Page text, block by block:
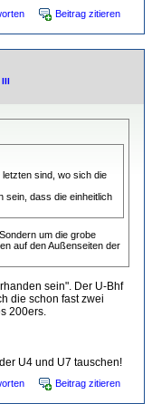
Beitrag zitieren
III
sind, wo sich die
sein, dass die einheitlich
um die grobe
auf den Außenseiten der
sein". Der U-Bhf
die schon fast zwei
200ers.
U4 und U7 tauschen!
Beitrag zitieren